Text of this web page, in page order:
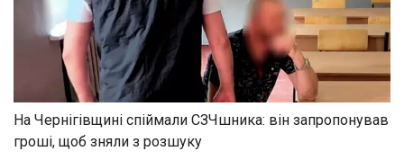
На Чернігівщині спіймали СЗЧшника: він запропонував
гроші, щоб зняли з розшуку